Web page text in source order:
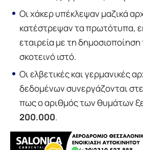
Οι χάκερ υπέκλεψαν μαζικά
κατέστρεψαν τα πρωτότυπα,
εταιρεία με τη
σκοτεινό ιστό.
Οι ελβετικές και γερμανικές
δεδομένων συνεργάζονται
πως ο αριθμός των θυμάτων
200.000.